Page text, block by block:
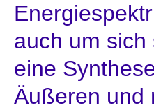
auch um
eine
Äußeren und